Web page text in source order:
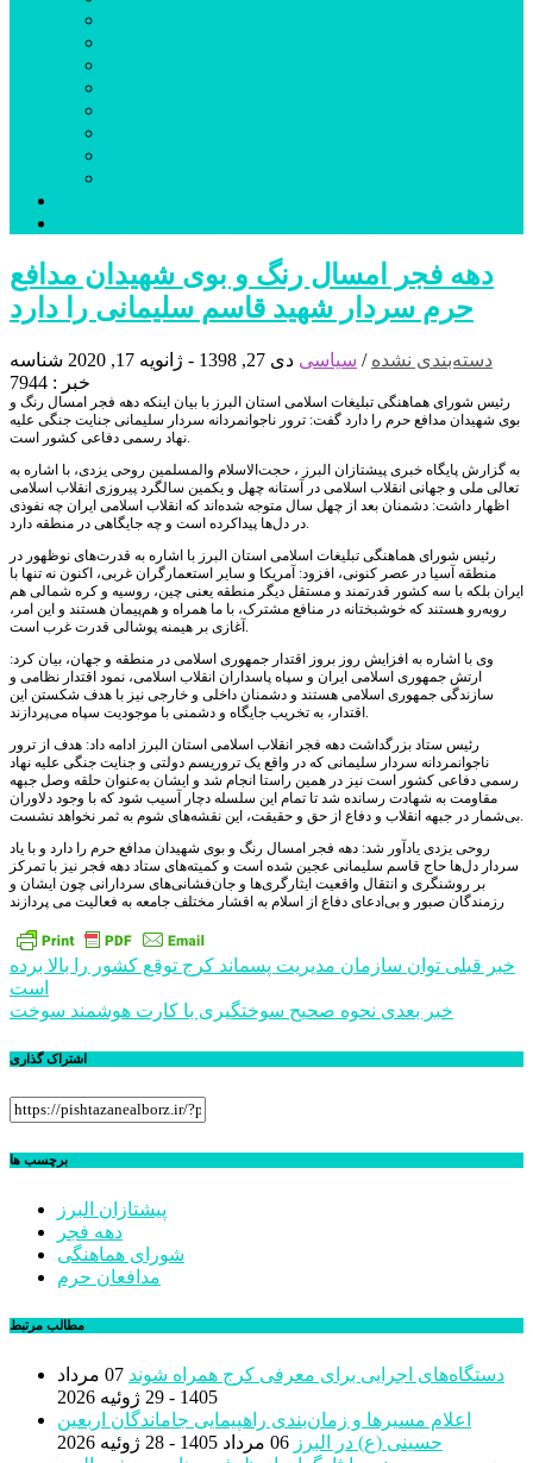
دهه فجر امسال رنگ و بوی شهیدان مدافع
حرم سردار شهید قاسم سلیمانی را دارد
دسته‌بندی نشده / سیاسی دی 27, 1398 - ژانویه 17, 2020
شناسه
خبر : 7944
رئیس شورای هماهنگی تبلیغات اسلامی استان البرز با بیان اینکه دهه فجر امسال رنگ و
بوی شهیدان مدافع حرم را دارد گفت: ترور ناجوانمردانه سردار سلیمانی جنایت جنگی علیه
نهاد رسمی دفاعی کشور است.
به گزارش پایگاه خبری پیشتازان البرز ، حجت‌الاسلام‌ والمسلمین روحی یزدی، با اشاره به
تعالی ملی و جهانی انقلاب اسلامی در آستانه چهل و یکمین سالگرد پیروزی انقلاب اسلامی
اظهار داشت: دشمنان بعد از چهل سال متوجه شده‌اند که انقلاب اسلامی ایران چه نفوذی
در دل‌ها پیداکرده است و چه جایگاهی در منطقه دارد.
رئیس شورای هماهنگی تبلیغات اسلامی استان البرز با اشاره به قدرت‌های نوظهور در
منطقه آسیا در عصر کنونی، افزود: آمریکا و سایر استعمارگران غربی، اکنون نه‌ تنها با
ایران بلکه با سه کشور قدرتمند و مستقل دیگر منطقه یعنی چین، روسیه و کره شمالی هم
روبه‌رو هستند که خوشبختانه در منافع مشترک، با ما همراه و هم‌پیمان هستند و این امر،
آغازی بر هیمنه پوشالی قدرت غرب است.
وی با اشاره به افزایش روز بروز اقتدار جمهوری اسلامی در منطقه و جهان، بیان کرد:
ارتش جمهوری اسلامی ایران و سپاه پاسداران انقلاب اسلامی، نمود اقتدار نظامی و
سازندگی جمهوری اسلامی هستند و دشمنان داخلی و خارجی نیز با هدف شکستن این
اقتدار، به تخریب جایگاه و دشمنی با موجودیت سپاه می‌پردازند.
رئیس ستاد بزرگداشت دهه فجر انقلاب اسلامی استان البرز ادامه داد: هدف از ترور
ناجوانمردانه سردار سلیمانی که در واقع یک تروریسم دولتی و جنایت جنگی علیه نهاد
رسمی دفاعی کشور است نیز در همین راستا انجام شد و ایشان به‌عنوان حلقه وصل جبهه
مقاومت به شهادت رسانده شد تا تمام این سلسله دچار آسیب شود که با وجود دلاوران
بی‌شمار در جبهه انقلاب و دفاع از حق و حقیقت، این نقشه‌های شوم به ثمر نخواهد نشست.
روحی یزدی یادآور شد: دهه فجر امسال رنگ و بوی شهیدان مدافع حرم را دارد و با یاد
سردار دل‌ها حاج قاسم سلیمانی عجین شده است و کمیته‌های ستاد دهه فجر نیز با تمرکز
بر روشنگری و انتقال واقعیت ایثارگری‌ها و جان‌فشانی‌های سردارانی چون ایشان و
رزمندگان صبور و بی‌ادعای دفاع از اسلام به اقشار مختلف جامعه به فعالیت می پردازند
راهبری
نوشته
خبر قبلی توان سازمان مدیریت پسماند کرج توقع کشور را بالا برده
است
خبر بعدی نحوه صحیح سوختگیری با کارت هوشمند سوخت
اشتراک گذاری
برچسب ها
پیشتازان البرز
دهه فجر
شورای هماهنگی
مدافعان حرم
مطالب مرتبط
دستگاه‌های اجرایی برای معرفی کرج همراه شوند
07 مرداد
1405 - 29 ژوئیه 2026
اعلام مسیرها و زمان‌بندی راهپیمایی جاماندگان اربعین
حسینی (ع) در البرز 06 مرداد 1405 - 28 ژوئیه 2026